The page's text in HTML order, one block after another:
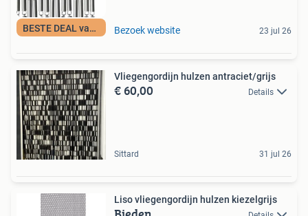
BESTE DEAL vandaag Bezoek website 23 jul 26
Vliegengordijn hulzen antraciet/grijs
€ 60,00 Details
Sittard 31 jul 26
Liso vliegengordijn hulzen kiezelgrijs